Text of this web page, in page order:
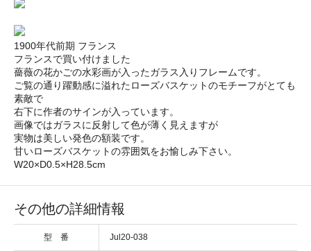
1900年代前期 フランス
フランスで買い付けました
薔薇の花かごの水彩画が入ったガラス入りフレームです。
ご覧の通り躍動感に溢れたローズバスケットのモチーフがとても
素敵で
右下に作者のサインが入っています。
画像ではガラスに反射して色が薄く見えますが
実物は美しい発色の額装です。
甘いローズバスケットの雰囲気をお愉しみ下さい。
W20×D0.5×H28.5cm
その他の詳細情報
型 番 Jul20-038